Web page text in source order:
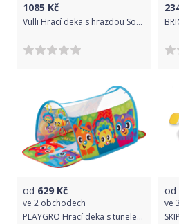
1085 Kč
Vulli Hrací deka s hrazdou Sophie
od 629 Kč
ve 2 obchodech
PLAYGRO Hrací deka s tunelem Zvířátka
od
ve